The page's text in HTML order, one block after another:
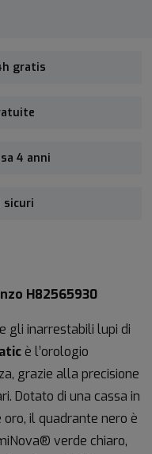
gratis
4 anni
sicuri
H82565930
gli inarrestabili lupi di
è l’orologio
grazie alla precisione
Dotato di una cassa in
il quadrante nero è
verde chiaro,